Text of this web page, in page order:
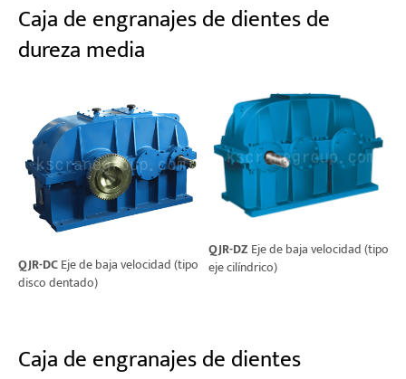
Caja de engranajes de dientes de
dureza media
QJR-DCEje de baja velocidad (tipo
disco dentado)
QJR-DZ Eje de baja velocidad (tipo
eje cilíndrico)
Caja de engranajes de dientes